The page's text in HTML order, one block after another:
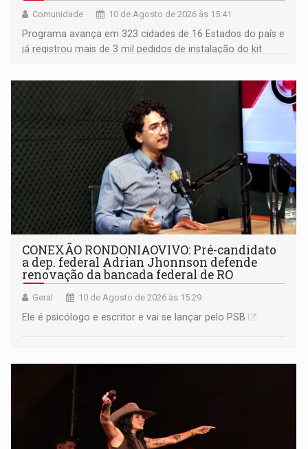
Comunidade 10 de Agosto de 2026 às 15:41
Programa avança em 323 cidades de 16 Estados do país e
já registrou mais de 3 mil pedidos de instalação do kit
contempladas
CONEXÃO RONDONIAOVIVO: Pré-candidato
a dep. federal Adrian Jhonnson defende
renovação da bancada federal de RO
Geral 10 de Agosto de 2026 às 15:29
Ele é psicólogo e escritor e vai se lançar pelo PSB